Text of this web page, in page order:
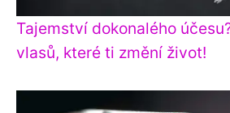
Tajemství dokonalého
vlasů, které ti změní život!